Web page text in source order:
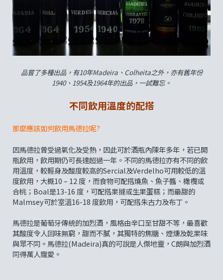
品嘗了多種出品，有10年Madeira、Colheita之外，亦有舊年份
1940、1954及1964年的出品，一試難忘。
不同飲用溫度的配搭
那麼應該如何飲用馬德拉呢?
因馬德拉曾受過氧化及受熱，因此可於酒瓶內陳年多年，若已開
瓶飲用，飲用期仍可長達超過一年。不同的馬德拉亦有不同的飲
用溫度，較輕身及酸度較高的Sercial及Verdelho可用較低的溫
度飲用，大概10 – 12 度，而食物可配搭燒魚、魚子醬、橄欖或
合桃；Boal是13-16 度，可配搭果撻或生果蛋糕；而最甜的
Malmsey可於室溫16-18 度飲用，可配搭朱古力及布丁。
馬德拉是葡萄牙傳統的加烈酒，風格由辛口至甘甜不等，最喜歡
其酸度令人回味無窮，甜而不膩，其獨特的焦糖、煙燻及乾果味
與眾不同。馬德拉(Madeira)真的可說是人傑地靈，C朗與加烈酒
同得萬人寵愛。